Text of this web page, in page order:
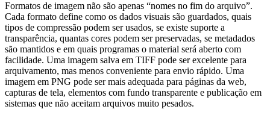
Formatos de imagem não são apenas “nomes no fim do arquivo”.
Cada formato define como os dados visuais são guardados, quais
tipos de compressão podem ser usados, se existe suporte a
transparência, quantas cores podem ser preservadas, se metadados
são mantidos e em quais programas o material será aberto com
facilidade. Uma imagem salva em TIFF pode ser excelente para
arquivamento, mas menos conveniente para envio rápido. Uma
imagem em PNG pode ser mais adequada para páginas da web,
capturas de tela, elementos com fundo transparente e publicação em
sistemas que não aceitam arquivos muito pesados.